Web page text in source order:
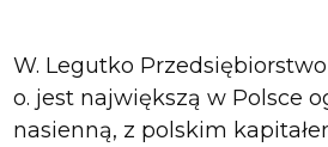
W. Legutko
o. jest największą w Polsce
nasienną, z polskim